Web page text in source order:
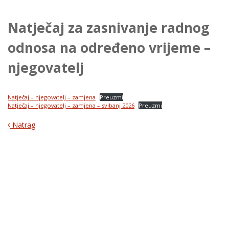
Natječaj za zasnivanje radnog
odnosa na određeno vrijeme –
njegovatelj
Natječaj – njegovatelj – zamjena
Preuzmi
Natječaj – njegovatelj – zamjena – svibanj 2026 Preuzmi
Natrag